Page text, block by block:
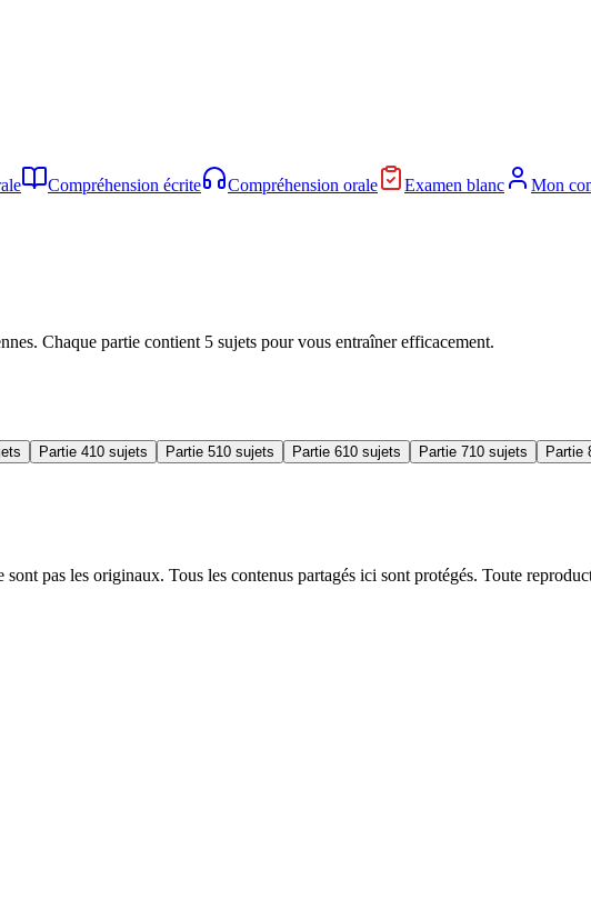
Compréhension écrite Compréhension orale Examen blanc
Mon
. Chaque partie contient 5 sujets pour vous entraîner efficacement.
Partie 410 sujets Partie 510 sujets Partie 610 sujets Partie 710 sujets Partie
sont pas les originaux. Tous les contenus partagés ici sont protégés. Toute